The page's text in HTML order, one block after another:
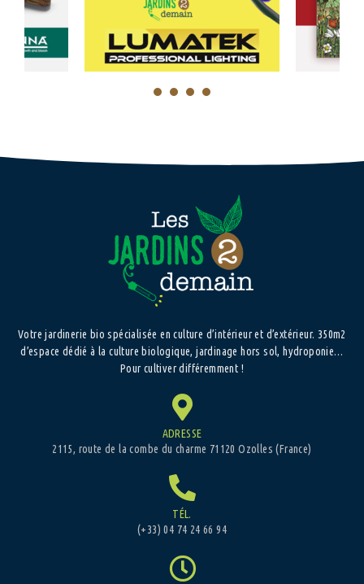
Votre jardinerie bio spécialisée en culture d’intérieur et d’extérieur. 350m2
d’espace dédié à la culture biologique, jardinage hors sol, hydroponie…
Pour cultiver différemment !
ADRESSE
2115, route de la combe du charme 71120 Ozolles (France)
TÉL.
(+33) 04 74 24 66 94